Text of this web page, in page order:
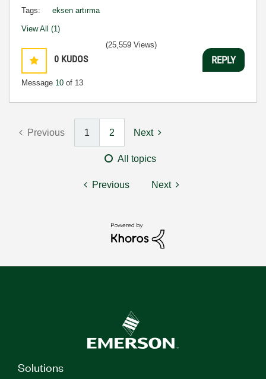
Tags: eksen artırma
View All (1)
0 KUDOS
Message 10 of 13
(25,559 Views)
REPLY
Previous 1 2 Next
All topics
Previous Next
Solutions